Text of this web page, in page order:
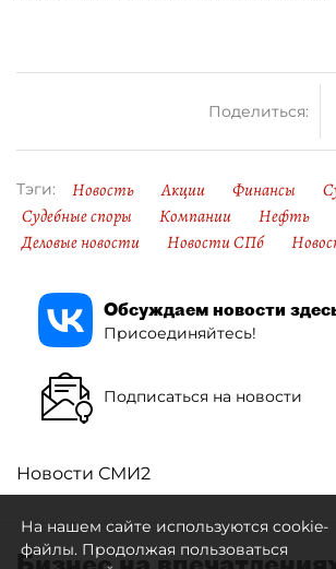
Поделиться:
Тэги: Новость Акции Финансы
Судебные споры
Компании
Нефть
Деловые новости
Новости СПб
Обсуждаем новости
Присоединяйтесь!
Подписаться на новости
Новости СМИ2
На нашем сайте используются cookie-
файлы. Продолжая пользоваться